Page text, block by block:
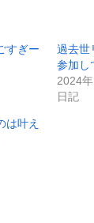
すぎー
過去世
参加し
2024
日記
は叶え